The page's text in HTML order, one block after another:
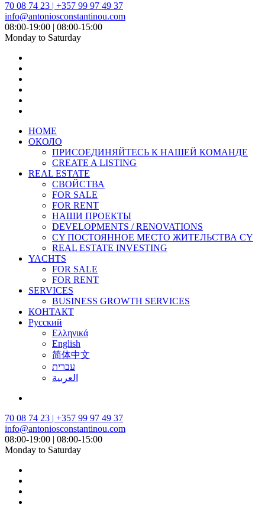
70 08 74 23 | +357 99 97 49 37
info@antoniosconstantinou.com
08:00-19:00 | 08:00-15:00
Monday to Saturday
HOME
ОКОЛО
ПРИСОЕДИНЯЙТЕСЬ К НАШЕЙ КОМАНДЕ
CREATE A LISTING
REAL ESTATE
СВОЙСТВА
FOR SALE
FOR RENT
НАШИ ПРОЕКТЫ
DEVELOPMENTS / RENOVATIONS
CY ПОСТОЯННОЕ МЕСТО ЖИТЕЛЬСТВА CY
REAL ESTATE INVESTING
YACHTS
FOR SALE
FOR RENT
SERVICES
BUSINESS GROWTH SERVICES
КОНТАКТ
Русский
Ελληνικά
English
简体中文
עברית
العربية
70 08 74 23 | +357 99 97 49 37
info@antoniosconstantinou.com
08:00-19:00 | 08:00-15:00
Monday to Saturday